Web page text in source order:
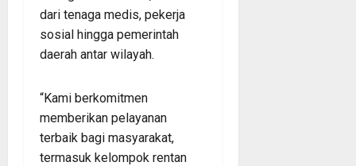
dari tenaga medis, pekerja
sosial hingga pemerintah
daerah antar wilayah.
“Kami berkomitmen
memberikan pelayanan
terbaik bagi masyarakat,
termasuk kelompok rentan